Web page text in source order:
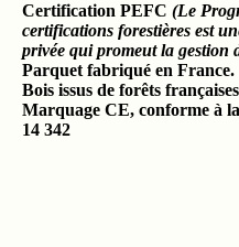
Certification PEFC (Le
certifications forestières est
privée qui promeut la gestion
Parquet fabriqué en France.
Bois issus de forêts
Marquage CE, conforme à
14 342